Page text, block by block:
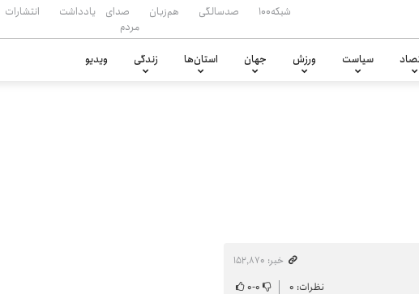
شبکه۱۰۰ صدسالگی هم‌زبان
صدای
مردم
یادداشت انتشارات
سیاست ورزش جهان استان‌ها زندگی ویدیو
خبر: ۱۵۲٬۸۷۰
نظرات: ۰ ۰-۰